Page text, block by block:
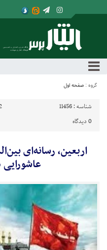
گروه : صفحه اول
شناسه : 11456
22
0 دیدگاه
اربعین، رسانه‌ای